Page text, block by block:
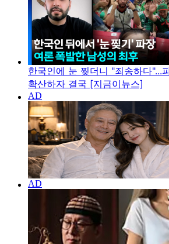
한국인에 눈 찢더니 "죄송하다"...
확산하자 결국 [지금이뉴스]